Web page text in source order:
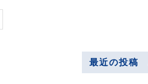
最近の投稿